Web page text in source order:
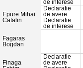
de interese
Epure Mihai
Catalin
Declaratie
de avere
Declaratie
de interese
Fagaras
Bogdan
Finaga
Declaratie
de avere